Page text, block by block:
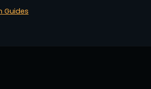
Guides